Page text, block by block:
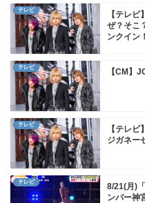
テレビ
【テレ
ぜ？そこ
ンクイン
テレビ 【CM】
テレビ
【テレ
ジガネー
テレビ
8/21(月)
ンバー神